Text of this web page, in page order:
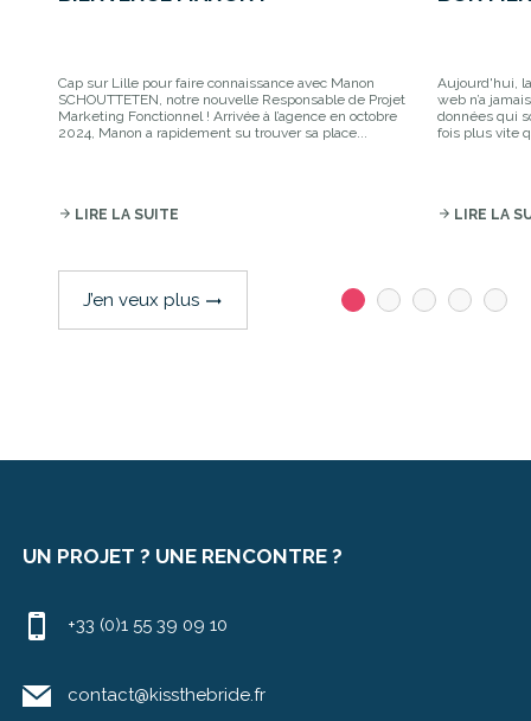
Cap sur Lille pour faire connaissance avec Manon
SCHOUTTETEN, notre nouvelle Responsable de Projet
Marketing Fonctionnel ! Arrivée à l’agence en octobre
2024, Manon a rapidement su trouver sa place...
arrow_forward LIRE LA SUITE
Aujourd'hui,
web n’a
données qui
fois plus vite
arrow_forward LIRE LA
J’en veux plus trending_flat
UN PROJET ? UNE RENCONTRE ?
+33 (0)1 55 39 09 10
contact@kissthebride.fr